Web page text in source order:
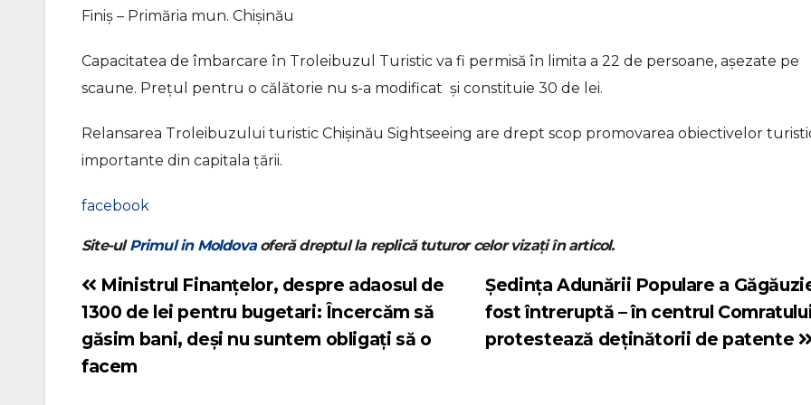
Finiş – Primăria mun. Chişinău
Capacitatea de îmbarcare în Troleibuzul Turistic va fi permisă în limita a 22 de persoane, așezate pe
scaune. Prețul pentru o călătorie nu s-a modificat și constituie 30 de lei.
Relansarea Troleibuzului turistic Chișinău Sightseeing are drept scop promovarea obiectivelor
importante din capitala ţării.
facebook
Site-ulPrimul in Moldovaoferă dreptul la replică tuturor celor vizați în articol.
Navigare
în
articole
Ședința Adunării Populare a
fost întreruptă – în centrul
protestează deținătorii de patente
Ministrul Finanțelor, despre adaosul de
1300 de lei pentru bugetari: Încercăm să
găsim bani, deși nu suntem obligați să o
facem